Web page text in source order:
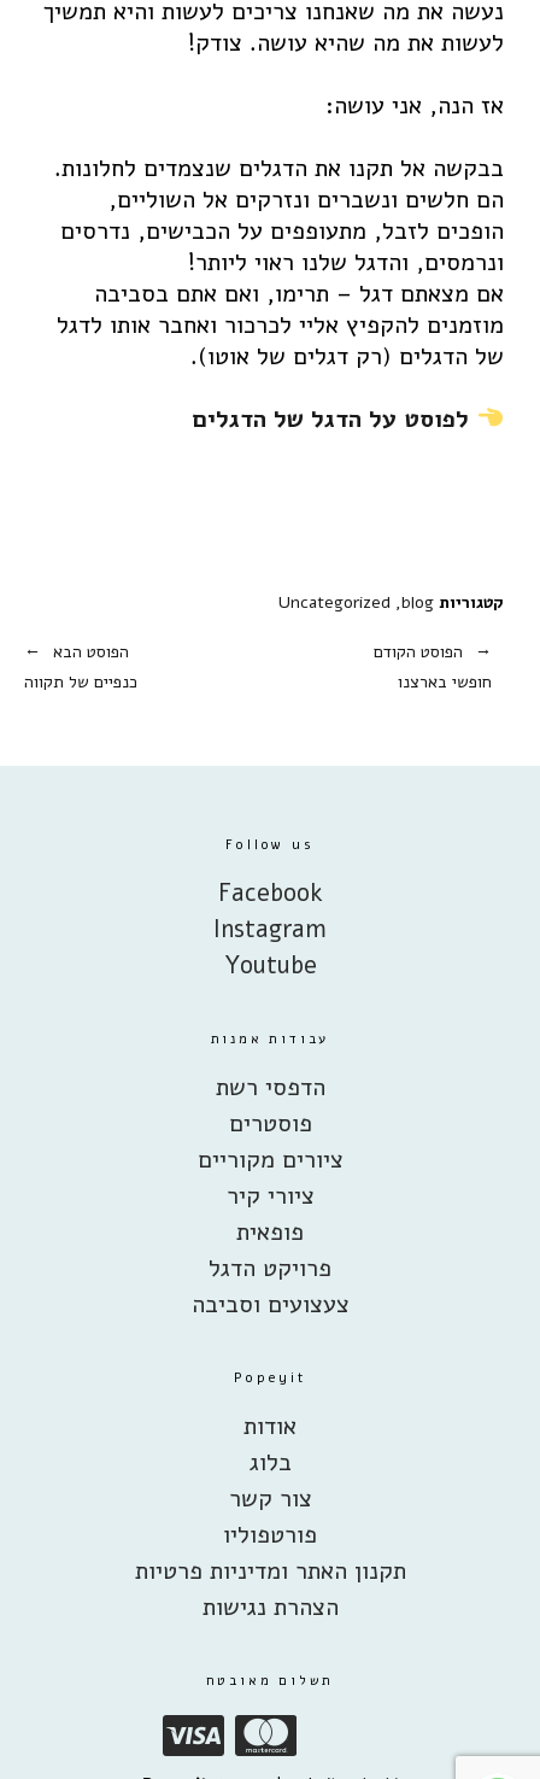
Contact Us
FacebookInstagramYoutube
נעשה את מה שאנחנו צריכים לעשות והיא תמשיך
לעשות את מה שהיא עושה. צודק!
אז הנה, אני עושה:
בבקשה אל תקנו את הדגלים שנצמדים לחלונות.
הם חלשים ונשברים ונזרקים אל השוליים,
הופכים לזבל, מתעופפים על הכבישים, נדרסים
ונרמסים, והדגל שלנו ראוי ליותר!
אם מצאתם דגל – תרימו, ואם אתם בסביבה
מוזמנים להקפיץ אליי לכרכור ואחבר אותו לדגל
של הדגלים (רק דגלים של אוטו).
לפוסט על הדגל של הדגלים
קטגוריות blog
Uncategorized
הפוסט הקודם
חופשי בארצנו
הפוסט הבא
כנפיים של תקווה
Follow us
Facebook
Instagram
Youtube
עבודות אמנות
הדפסי רשת
פוסטרים
ציורים מקוריים
ציורי קיר
פופאית
פרויקט הדגל
צעצועים וסביבה
Popeyit
אודות
בלוג
צור קשר
פורטפוליו
תקנון האתר ומדיניות פרטיות
הצהרת נגישות
תשלום מאובטח